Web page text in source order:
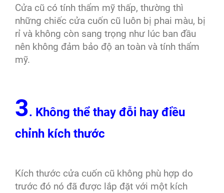
Cửa cũ có tính thẩm mỹ thấp, thường thì
những chiếc cửa cuốn cũ luôn bị phai màu, bị
rỉ và không còn sang trọng như lúc ban đầu
nên không đảm bảo độ an toàn và tính thẩm
mỹ.
3. Không thể thay đỗi hay điều
chỉnh kích thước
Kích thước cửa cuốn cũ không phù hợp do
trước đó nó đã được lắp đặt với một kích